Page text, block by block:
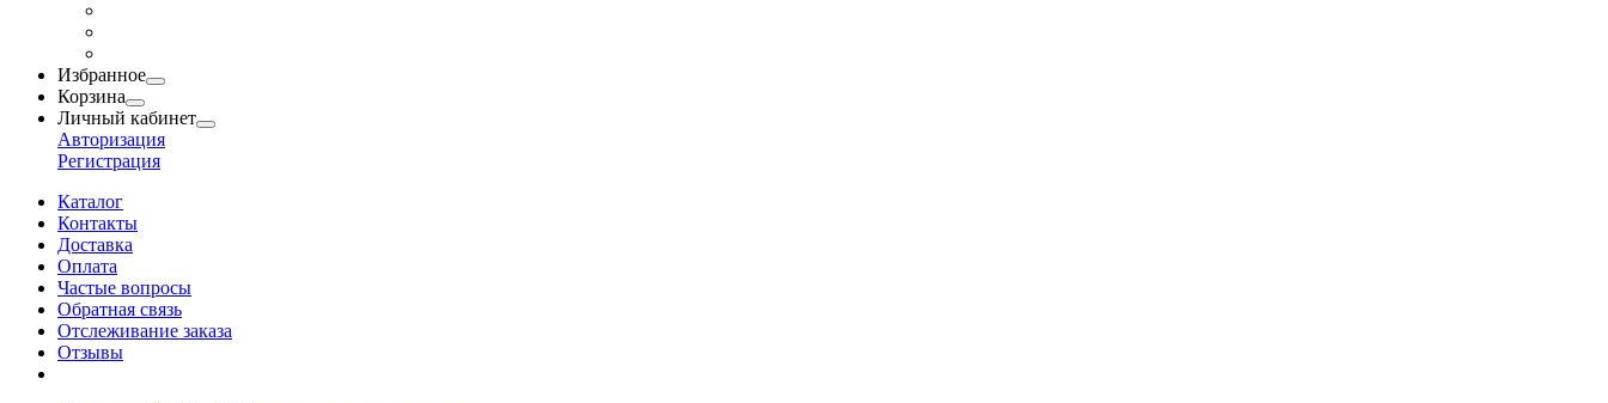
Избранное
Корзина
Личный кабинет
Авторизация
Регистрация
Каталог
Контакты
Доставка
Оплата
Частые вопросы
Обратная связь
Отслеживание заказа
Отзывы